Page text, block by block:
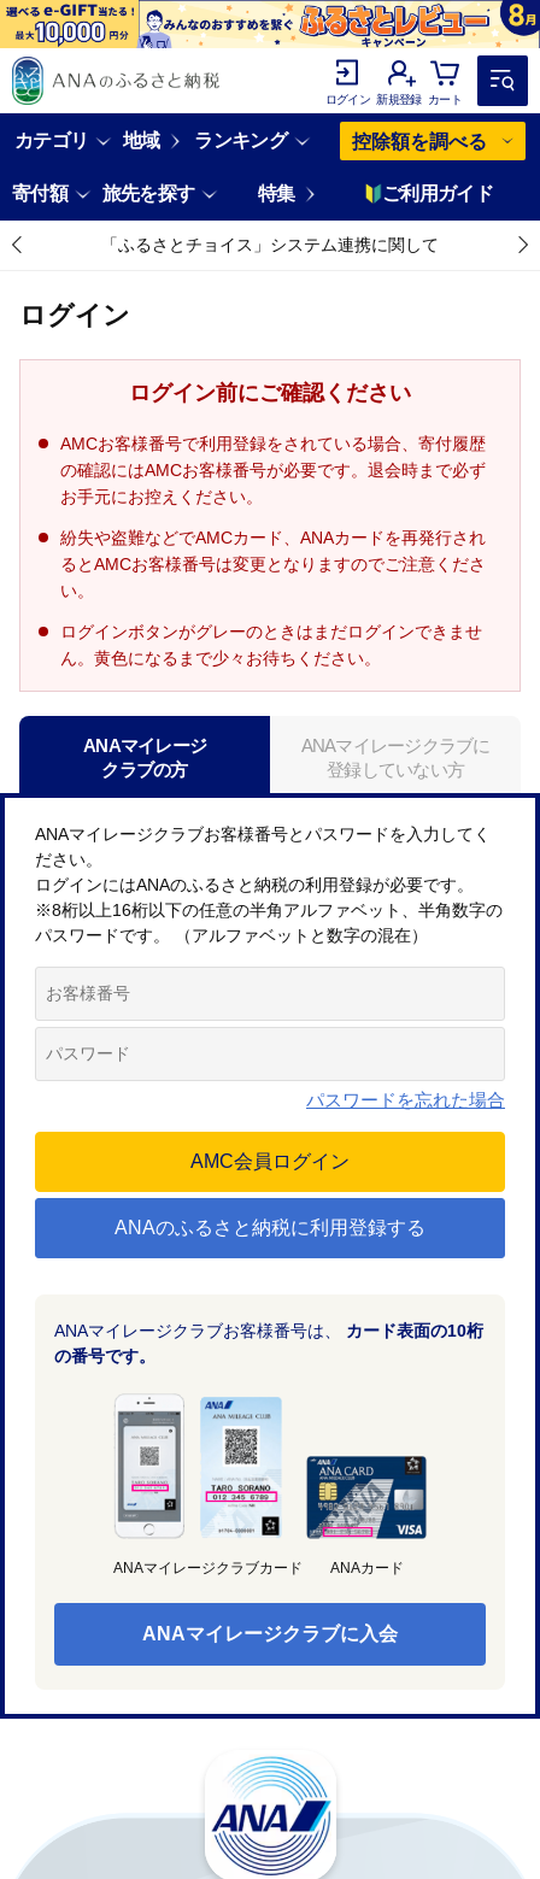
ログイン 新規登録 カート
カテゴリ 地域 ランキング 控除額を調べる
寄付額 旅先を探す 特集 ご利用ガイド
「ふるさとチョイス」システム連携に関して
ログイン
ログイン前にご確認ください
AMCお客様番号で利用登録をされている場合、寄付履歴
の確認にはAMCお客様番号が必要です。退会時まで必ず
お手元にお控えください。
紛失や盗難などでAMCカード、ANAカードを再発行され
るとAMCお客様番号は変更となりますのでご注意くださ
い。
ログインボタンがグレーのときはまだログインできませ
ん。黄色になるまで少々お待ちください。
ANAマイレージ
クラブの方
ANAマイレージクラブに
登録していない方
ANAマイレージクラブお客様番号とパスワードを入力してく
ださい。
ログインにはANAのふるさと納税の利用登録が必要です。
※8桁以上16桁以下の任意の半角アルファベット、半角数字の
パスワードです。 （アルファベットと数字の混在）
パスワードを忘れた場合
ANAのふるさと納税に利用登録する
ANAマイレージクラブお客様番号は、 カード表面の10桁
の番号です。
ANAマイレージクラブカード ANAカード
ANAマイレージクラブに入会